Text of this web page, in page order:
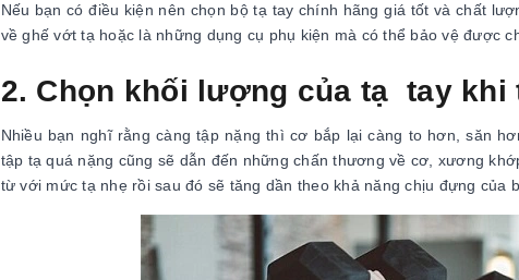
Nếu bạn có điều kiện nên chọn bộ tạ tay chính hãng giá tốt và chất
về ghế vớt tạ hoặc là những dụng cụ phụ kiện mà có thể bảo vệ được
2. Chọn khối lượng của tạ tay khi
Nhiều bạn nghĩ rằng càng tập nặng thì cơ bắp lại càng to hơn, săn
tập tạ quá nặng cũng sẽ dẫn đến những chấn thương về cơ, xương
từ với mức tạ nhẹ rồi sau đó sẽ tăng dần theo khả năng chịu đựng của